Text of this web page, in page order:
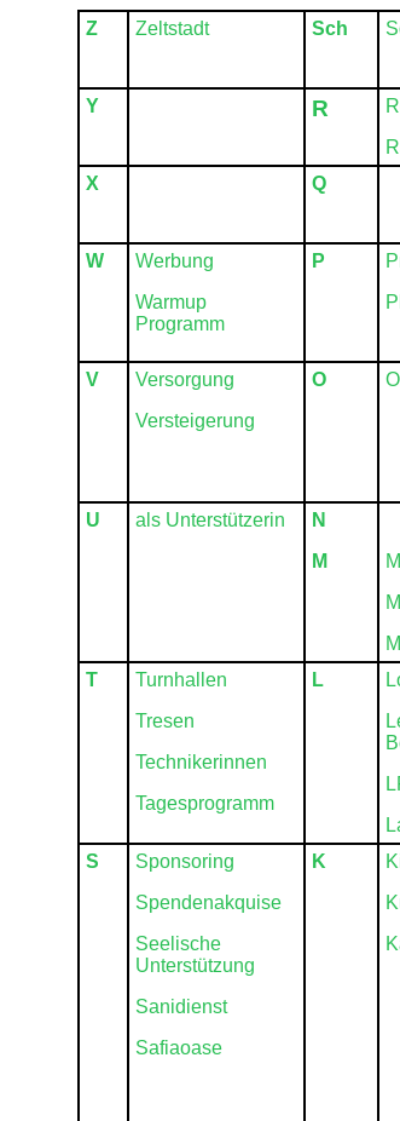
Z Zeltstadt Sch
Y
R
X
Q
W
Werbung
Warmup
Programm
P
V
Versorgung
Versteigerung
O
U
als Unterstützerin
N
M
T
Turnhallen
Tresen
Technikerinnen
Tagesprogramm
L
S
Sponsoring
Spendenakquise
Seelische
Unterstützung
Sanidienst
Safiaoase
K